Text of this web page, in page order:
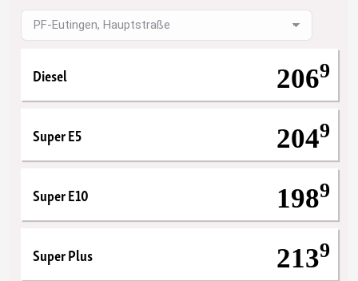
Diesel 2069
Super E5 2049
Super E10 1989
Super Plus 2139